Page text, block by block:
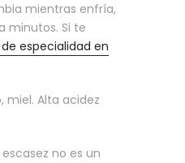
mientras enfría,
minutos. Si te
especialidad en
miel. Alta acidez
no es un